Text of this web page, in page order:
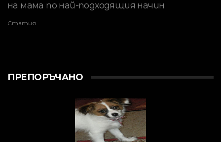
на мама по най-подходящия начин
Статия
ПРЕПОРЪЧАНО